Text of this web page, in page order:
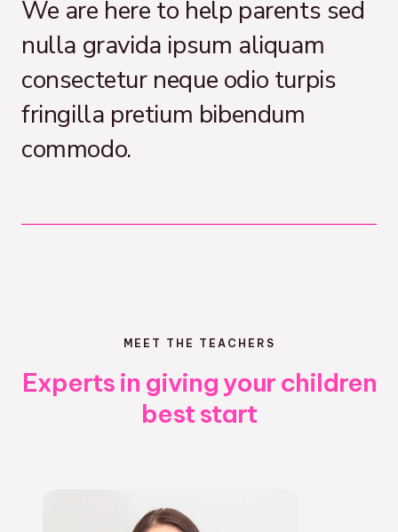
We are here to help parents sed
nulla gravida ipsum aliquam
consectetur neque odio turpis
fringilla pretium bibendum
commodo.
MEET THE TEACHERS
Experts in giving your children
best start